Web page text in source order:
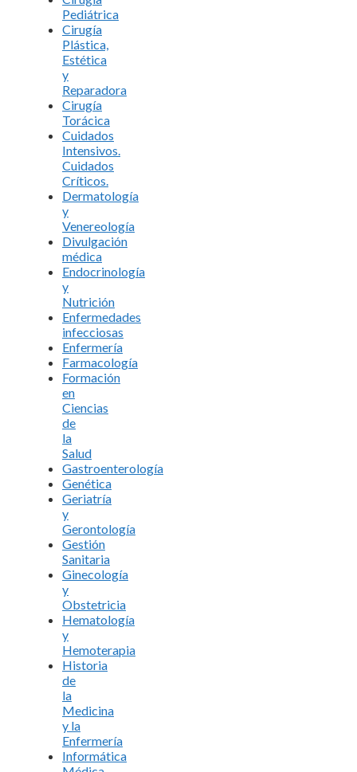
Pediátrica
Cirugía
Plástica,
Estética
y
Reparadora
Cirugía
Torácica
Cuidados
Intensivos.
Cuidados
Críticos.
Dermatología
y
Venereología
Divulgación
médica
Endocrinología
y
Nutrición
Enfermedades
infecciosas
Enfermería
Farmacología
Formación
en
Ciencias
de
la
Salud
Gastroenterología
Genética
Geriatría
y
Gerontología
Gestión
Sanitaria
Ginecología
y
Obstetricia
Hematología
y
Hemoterapia
Historia
de
la
Medicina
y la
Enfermería
Informática